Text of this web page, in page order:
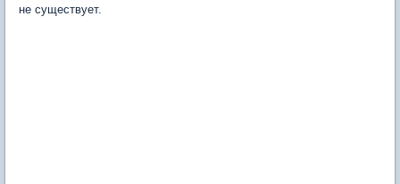
не существует.